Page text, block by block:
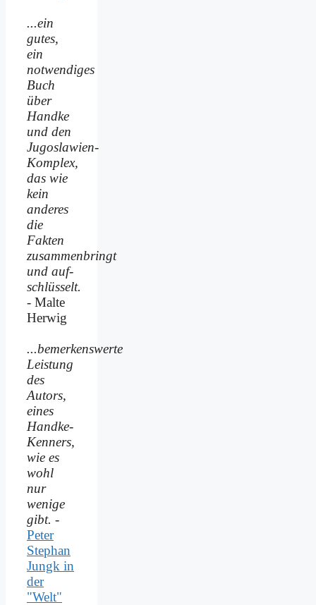
...ein
gutes,
ein
notwendiges
Buch
über
Handke
und den
Jugoslawien-
Komplex,
das wie
kein
anderes
die
Fakten
zusammenbringt
und auf­
schlüsselt.
- Malte
Herwig
...bemerkenswerte
Leistung
des
Autors,
eines
Handke-
Kenners,
wie es
wohl
nur
wenige
gibt. -
Peter
Stephan
Jungk in
der
"Welt"